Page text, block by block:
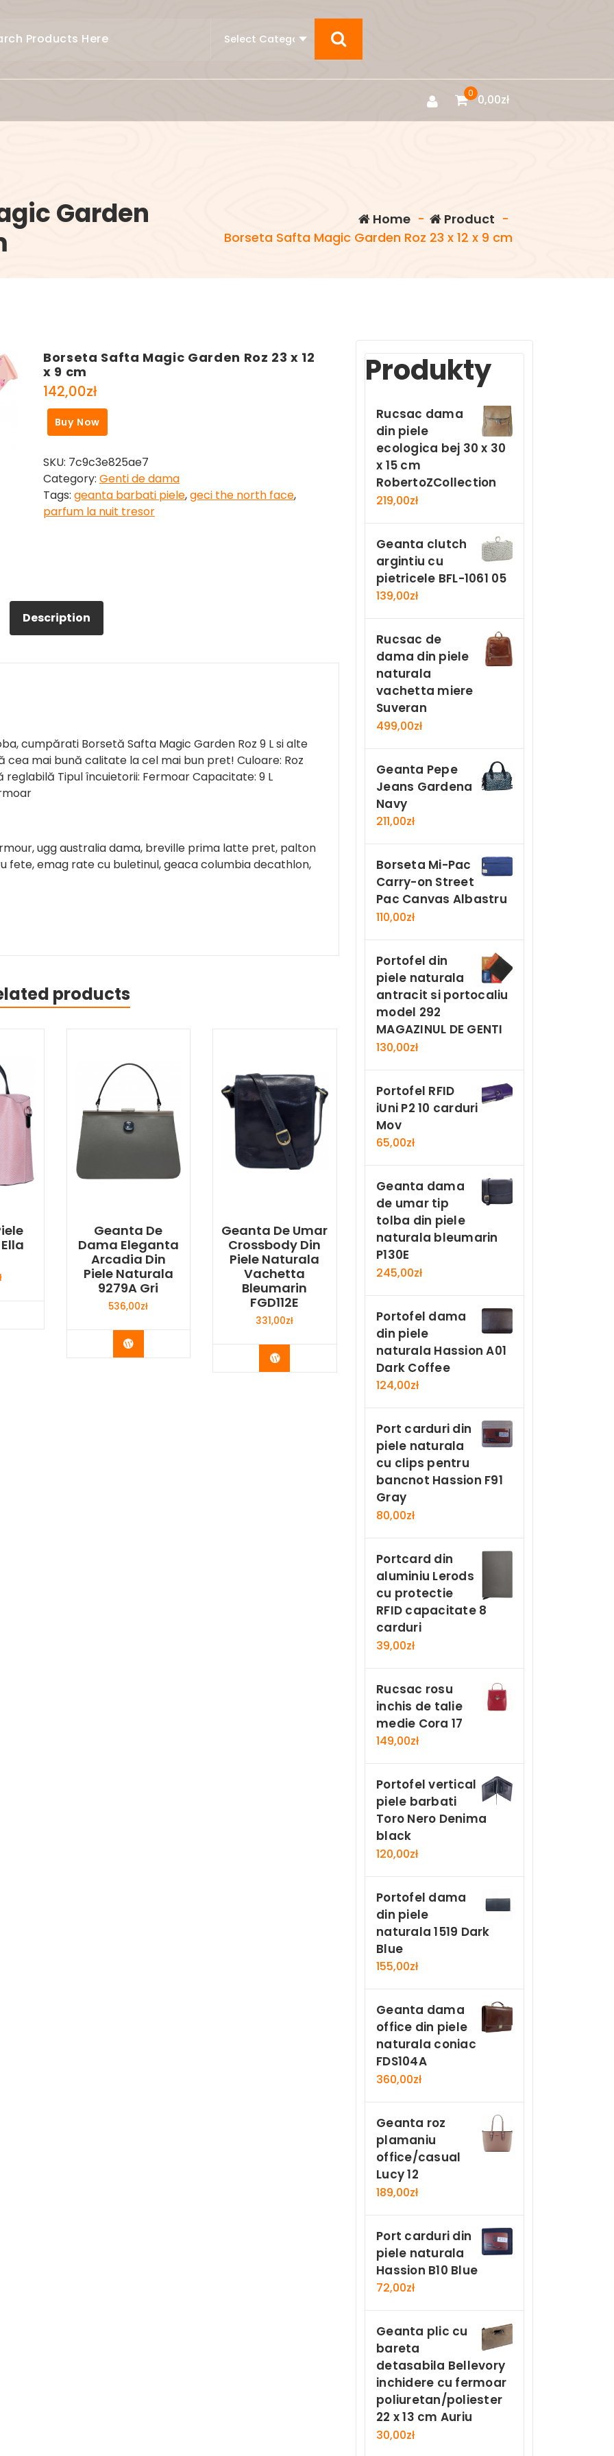
0 0,00zł
Garden
Home - Product -
Borseta Safta Magic Garden Roz 23 x 12 x 9 cm
Borseta Safta Magic Garden Roz 23 x 12
x 9 cm
142,00zł
Buy Now
SKU: 7c9c3e825ae7
Category: Genti de dama
Tags: geanta barbati piele,geci the north face,
parfum la nuit tresor
Description
cumpărati Borsetă Safta Magic Garden Roz 9 L si alte
mai bună calitate la cel mai bun pret! Culoare: Roz
Tipul încuietorii: Fermoar Capacitate: 9 L
ugg australia dama, breville prima latte pret, palton
fete, emag rate cu buletinul, geaca columbia decathlon,
products
Geanta De
Dama Eleganta
Arcadia Din
Piele Naturala
9279A Gri
536,00zł
Buy Now
Geanta De Umar
Crossbody Din
Piele Naturala
Vachetta
Bleumarin
FGD112E
331,00zł
Buy Now
Produkty
Rucsac dama
din piele
ecologica bej 30 x 30
x 15 cm
RobertoZCollection
219,00zł
Geanta clutch
argintiu cu
pietricele BFL-1061 05
139,00zł
Rucsac de
dama din piele
naturala
vachetta miere
Suveran
499,00zł
Geanta Pepe
Jeans Gardena
Navy
211,00zł
Borseta Mi-Pac
Carry-on Street
Pac Canvas Albastru
110,00zł
Portofel din
piele naturala
antracit si portocaliu
model 292
MAGAZINUL DE GENTI
130,00zł
Portofel RFID
iUni P2 10 carduri
Mov
65,00zł
Geanta dama
de umar tip
tolba din piele
naturala bleumarin
P130E
245,00zł
Portofel dama
din piele
naturala Hassion A01
Dark Coffee
124,00zł
Port carduri din
piele naturala
cu clips pentru
bancnot Hassion F91
Gray
80,00zł
Portcard din
aluminiu Lerods
cu protectie
RFID capacitate 8
carduri
39,00zł
Rucsac rosu
inchis de talie
medie Cora 17
149,00zł
Portofel vertical
piele barbati
Toro Nero Denima
black
120,00zł
Portofel dama
din piele
naturala 1519 Dark
Blue
155,00zł
Geanta dama
office din piele
naturala coniac
FDS104A
360,00zł
Geanta roz
plamaniu
office/casual
Lucy 12
189,00zł
Port carduri din
piele naturala
Hassion B10 Blue
72,00zł
Geanta plic cu
bareta
detasabila Bellevory
inchidere cu fermoar
poliuretan/poliester
22 x 13 cm Auriu
30,00zł